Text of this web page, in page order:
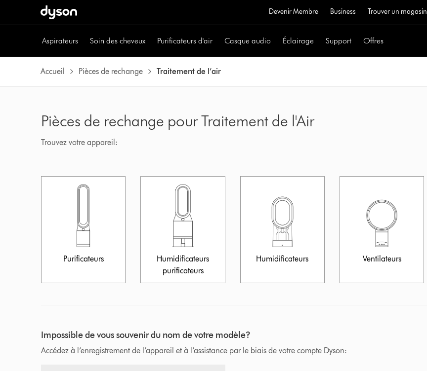
Devenir Membre Business Trouver un magasin
Aspirateurs Soin des cheveux Purificateurs d'air Casque audio Éclairage Support Offres
Accueil Pièces de rechange Traitement de l’air
Pièces de rechange pour Traitement de l'Air
Trouvez votre appareil:
Purificateurs
Humidificateurs
purificateurs
Humidificateurs Ventilateurs
Impossible de vous souvenir du nom de votre modèle?
Accédez à l’enregistrement de l’appareil et à l’assistance par le biais de votre compte Dyson: